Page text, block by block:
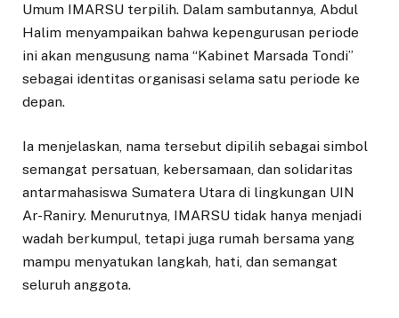
Umum IMARSU terpilih. Dalam sambutannya, Abdul
Halim menyampaikan bahwa kepengurusan periode
ini akan mengusung nama “Kabinet Marsada Tondi”
sebagai identitas organisasi selama satu periode ke
depan.
Ia menjelaskan, nama tersebut dipilih sebagai simbol
semangat persatuan, kebersamaan, dan solidaritas
antarmahasiswa Sumatera Utara di lingkungan UIN
Ar-Raniry. Menurutnya, IMARSU tidak hanya menjadi
wadah berkumpul, tetapi juga rumah bersama yang
mampu menyatukan langkah, hati, dan semangat
seluruh anggota.